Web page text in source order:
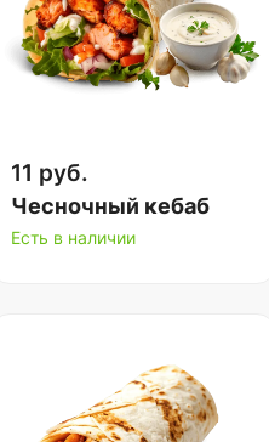
11 руб.
Чесночный кебаб
Есть в наличии